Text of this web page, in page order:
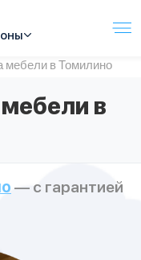
мебели в Томилино
в
— с гарантией